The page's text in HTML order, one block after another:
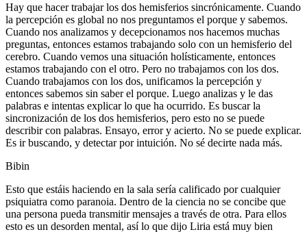
Hay que hacer trabajar los dos hemisferios sincrónicamente. Cuando
la percepción es global no nos preguntamos el porque y sabemos.
Cuando nos analizamos y decepcionamos nos hacemos muchas
preguntas, entonces estamos trabajando solo con un hemisferio del
cerebro. Cuando vemos una situación holísticamente, entonces
estamos trabajando con el otro. Pero no trabajamos con los dos.
Cuando trabajamos con los dos, unificamos la percepción y
entonces sabemos sin saber el porque. Luego analizas y le das
palabras e intentas explicar lo que ha ocurrido. Es buscar la
sincronización de los dos hemisferios, pero esto no se puede
describir con palabras. Ensayo, error y acierto. No se puede explicar.
Es ir buscando, y detectar por intuición. No sé decirte nada más.
Bibin
Esto que estáis haciendo en la sala sería calificado por cualquier
psiquiatra como paranoia. Dentro de la ciencia no se concibe que
una persona pueda transmitir mensajes a través de otra. Para ellos
esto es un desorden mental, así lo que dijo Liria está muy bien